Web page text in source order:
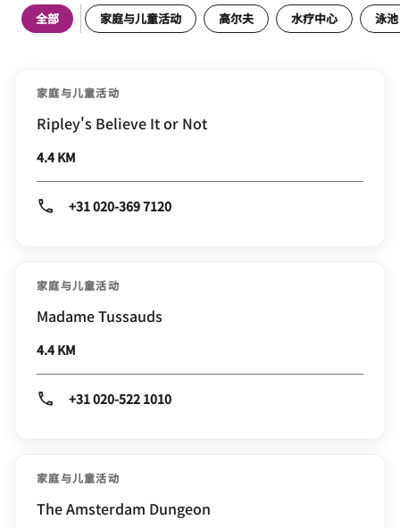
全部 家庭与儿童活动 高尔夫 水疗中心 泳池
家庭与儿童活动
Ripley's Believe It or Not
4.4 KM
+31 020-369 7120
家庭与儿童活动
Madame Tussauds
4.4 KM
+31 020-522 1010
家庭与儿童活动
The Amsterdam Dungeon